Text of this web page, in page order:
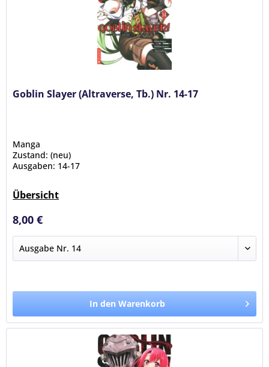
Goblin Slayer (Altraverse, Tb.) Nr. 14-17
Manga
Zustand: (neu)
Ausgaben: 14-17
Übersicht
8,00 €
In den Warenkorb